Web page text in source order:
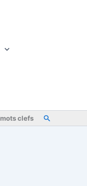
mots clefs Rechercher